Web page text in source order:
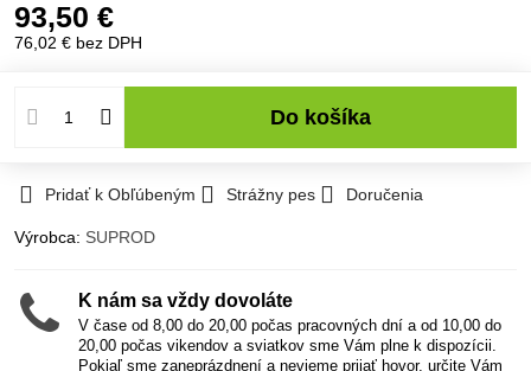
93,50 €
76,02 € bez DPH
Do košíka
Pridať k Obľúbeným Strážny pes Doručenia
Výrobca: SUPROD
K nám sa vždy dovoláte
V čase od 8,00 do 20,00 počas pracovných dní a od 10,00 do
20,00 počas vikendov a sviatkov sme Vám plne k dispozícii.
Pokiaľ sme zaneprázdnení a nevieme prijať hovor, určite Vám